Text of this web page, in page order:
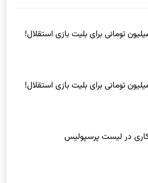
در لیست پرسپولیس